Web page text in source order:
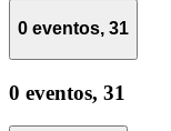
0 eventos, 31
0 eventos, 31